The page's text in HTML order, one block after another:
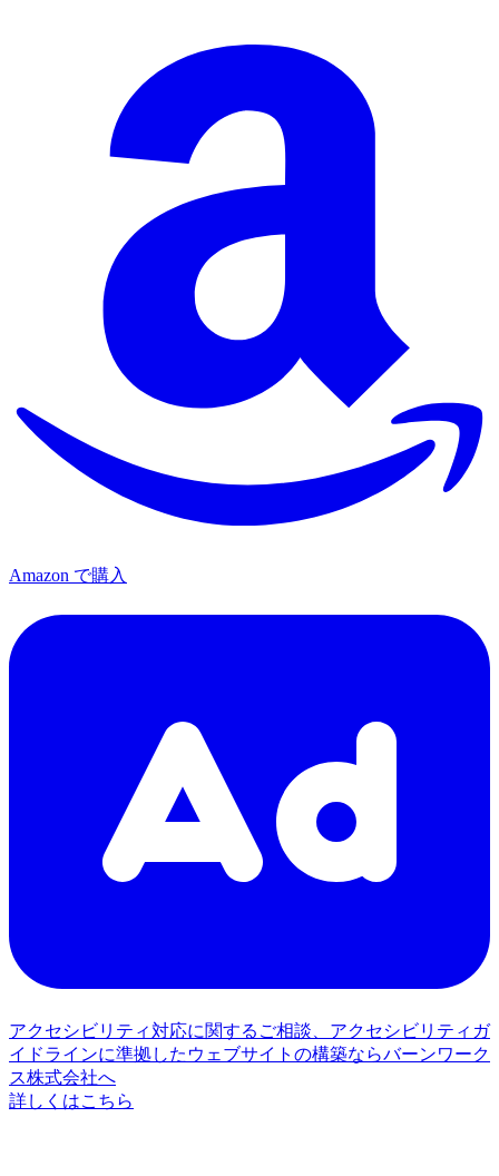
Amazon で購入
アクセシビリティ対応に関するご相談、アクセシビリティガ
イドラインに準拠したウェブサイトの構築ならバーンワーク
ス株式会社へ
詳しくはこちら